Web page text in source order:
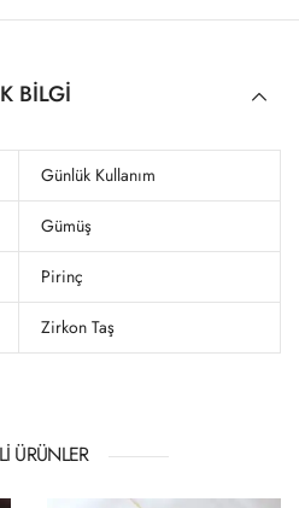
BILGI
Günlük Kullanım
Gümüş
Pirinç
Zirkon Taş
ÜRÜNLER